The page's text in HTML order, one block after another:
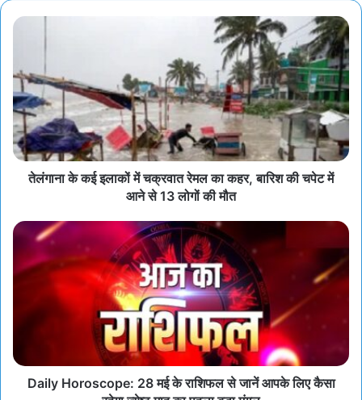
तेलंगाना के कई इलाकों में चक्रवात रेमल का कहर, बारिश की चपेट में
आने से 13 लोगों की मौत
Daily Horoscope: 28 मई के राशिफल से जानें आपके लिए कैसा